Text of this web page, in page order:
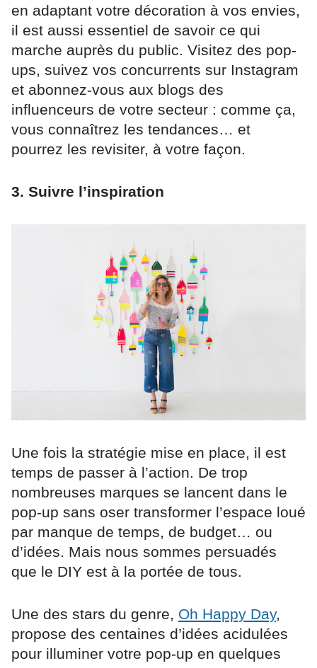
en adaptant votre décoration à vos envies,
il est aussi essentiel de savoir ce qui
marche auprès du public. Visitez des pop-
ups, suivez vos concurrents sur Instagram
et abonnez-vous aux blogs des
influenceurs de votre secteur : comme ça,
vous connaîtrez les tendances… et
pourrez les revisiter, à votre façon.
3. Suivre l’inspiration
Une fois la stratégie mise en place, il est
temps de passer à l’action. De trop
nombreuses marques se lancent dans le
pop-up sans oser transformer l’espace loué
par manque de temps, de budget… ou
d’idées. Mais nous sommes persuadés
que le DIY est à la portée de tous.
Une des stars du genre, Oh Happy Day,
propose des centaines d’idées acidulées
pour illuminer votre pop-up en quelques